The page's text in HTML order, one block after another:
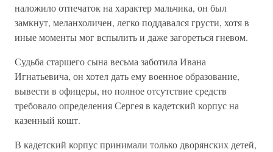
наложило отпечаток на характер мальчика, он был
замкнут, меланхоличен, легко поддавался грусти, хотя в
иные моменты мог вспылить и даже загореться гневом.
Судьба старшего сына весьма заботила Ивана
Игнатьевича, он хотел дать ему военное образование,
вывести в офицеры, но полное отсутствие средств
требовало определения Сергея в кадетский корпус на
казенный кошт.
В кадетский корпус принимали только дворянских детей,